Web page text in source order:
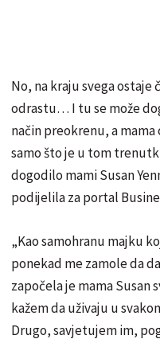
No, na kraju svega ostaje
odrastu… I tu se može
način preokrenu, a mama
samo što je u tom
dogodilo mami Susan
podijelila za portal
„Kao samohranu majku
ponekad me zamole da
započela je mama Susan
kažem da uživaju u
Drugo, savjetujem im,